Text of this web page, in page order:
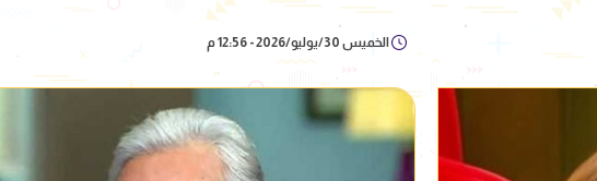
الخميس 30/يوليو/2026 - 12:56 م